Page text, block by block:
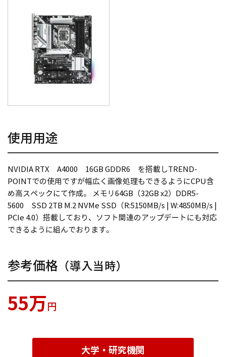
使用用途
NVIDIA RTX A4000 16GB GDDR6 を搭載しTREND-
POINTでの使用ですが幅広く画像処理もできるようにCPU含
め高スペックにて作成。 メモリ64GB（32GB x2）DDR5-
5600 SSD 2TB M.2 NVMe SSD（R:5150MB/s | W:4850MB/s |
PCIe 4.0）搭載しており、ソフト関連のアップデートにも対応
できるように組んでおります。
参考価格 （導入当時）
55万円
大学・研究機関